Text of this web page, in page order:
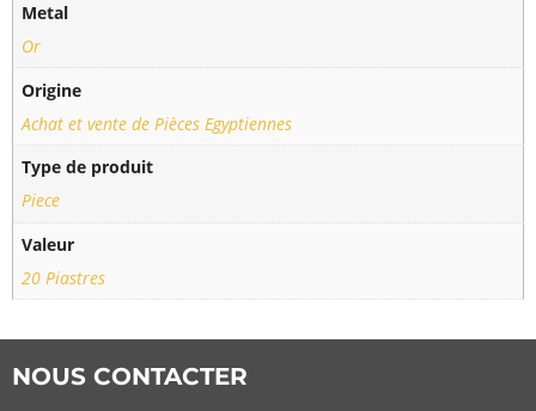
Metal
Or
Origine
Achat et vente de Pièces Egyptiennes
Type de produit
Piece
Valeur
20 Piastres
NOUS CONTACTER